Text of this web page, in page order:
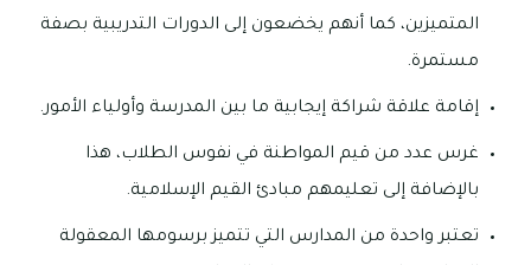
المتميزين، كما أنهم يخضعون إلى الدورات التدريبية بصفة
مستمرة.
إقامة علاقة شراكة إيجابية ما بين المدرسة وأولياء الأمور.
غرس عدد من قيم المواطنة في نفوس الطلاب، هذا
بالإضافة إلى تعليمهم مبادئ القيم الإسلامية.
تعتبر واحدة من المدارس التي تتميز برسومها المعقولة